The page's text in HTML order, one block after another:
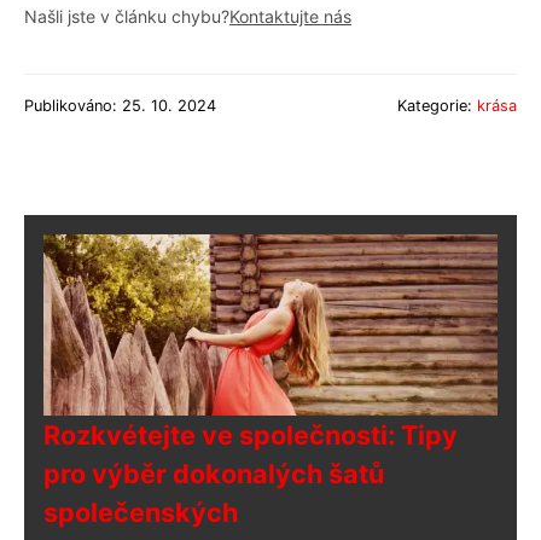
Našli jste v článku chybu?Kontaktujte nás
Publikováno: 25. 10. 2024 Kategorie: krása
Rozkvétejte ve společnosti: Tipy
pro výběr dokonalých šatů
společenských